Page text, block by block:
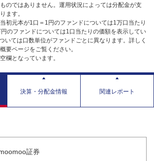
のではありません。運用状況によっては分配金が支
ます。
初元本が1口＝1円のファンドについては1万口当たり
のファンドについては1口当たりの価額を表示してい
いては口数単位がファンドごとに異なります。詳しく
要ページをご覧ください。
欄となっています。
決算・分配金情報 関連レポート
証券